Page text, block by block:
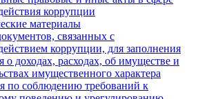
коррупции
материалы
связанных с
коррупции, для заполнения
о доходах, расходах, об имуществе и
имущественного характера
по соблюдению требований к